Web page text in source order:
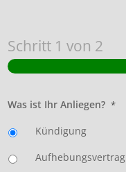
Schritt 1 von 2
Was ist Ihr Anliegen? *
Kündigung
Aufhebungsvertrag